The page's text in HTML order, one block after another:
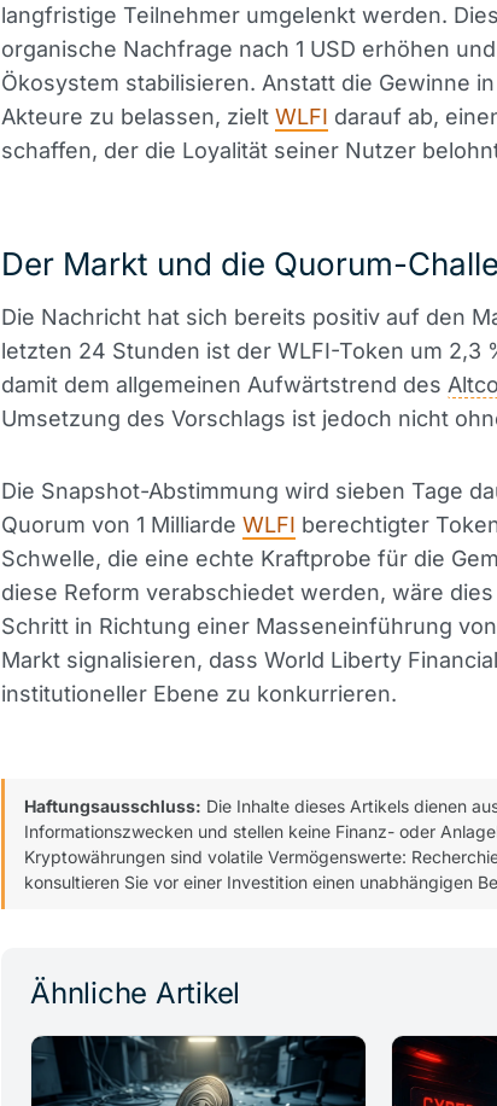
langfristige Teilnehmer umgelenkt werden.
organische Nachfrage nach 1 USD erhöhen
Ökosystem stabilisieren. Anstatt die Gewinne
Akteure zu belassen, zielt WLFI darauf ab,
schaffen, der die Loyalität seiner Nutzer
Der Markt und die Quorum-
Die Nachricht hat sich bereits positiv auf den
letzten 24 Stunden ist der WLFI-Token um 2,3
damit dem allgemeinen Aufwärtstrend des
Umsetzung des Vorschlags ist jedoch nicht
Die Snapshot-Abstimmung wird sieben Tage
Quorum von 1 Milliarde WLFI berechtigter
Schwelle, die eine echte Kraftprobe für die
diese Reform verabschiedet werden, wäre
Schritt in Richtung einer Masseneinführung
Markt signalisieren, dass World Liberty
institutioneller Ebene zu konkurrieren.
Haftungsausschluss: Die Inhalte dieses Artikels dienen
Informationszwecken und stellen keine Finanz- oder
Kryptowährungen sind volatile Vermögenswerte:
konsultieren Sie vor einer Investition einen unabhängigen
Ähnliche Artikel